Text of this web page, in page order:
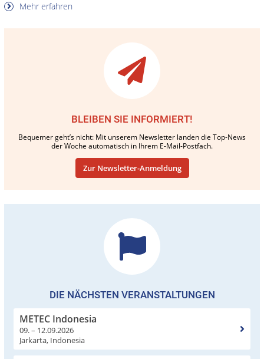
Mehr erfahren
BLEIBEN SIE INFORMIERT!
Bequemer geht’s nicht: Mit unserem Newsletter landen die Top-News
der Woche automatisch in Ihrem E-Mail-Postfach.
Zur Newsletter-Anmeldung
DIE NÄCHSTEN VERANSTALTUNGEN
METEC Indonesia
09. – 12.09.2026
Jarkarta, Indonesia